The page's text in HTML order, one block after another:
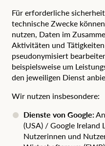
Für erforderliche
technische Zwecke
nutzen, Daten im
Aktivitäten und
pseudonymisiert
beispielsweise um
den jeweiligen Dienst
Wir nutzen insbesondere:
Dienste von Google:
(USA) / Google Ireland
Nutzerinnen und